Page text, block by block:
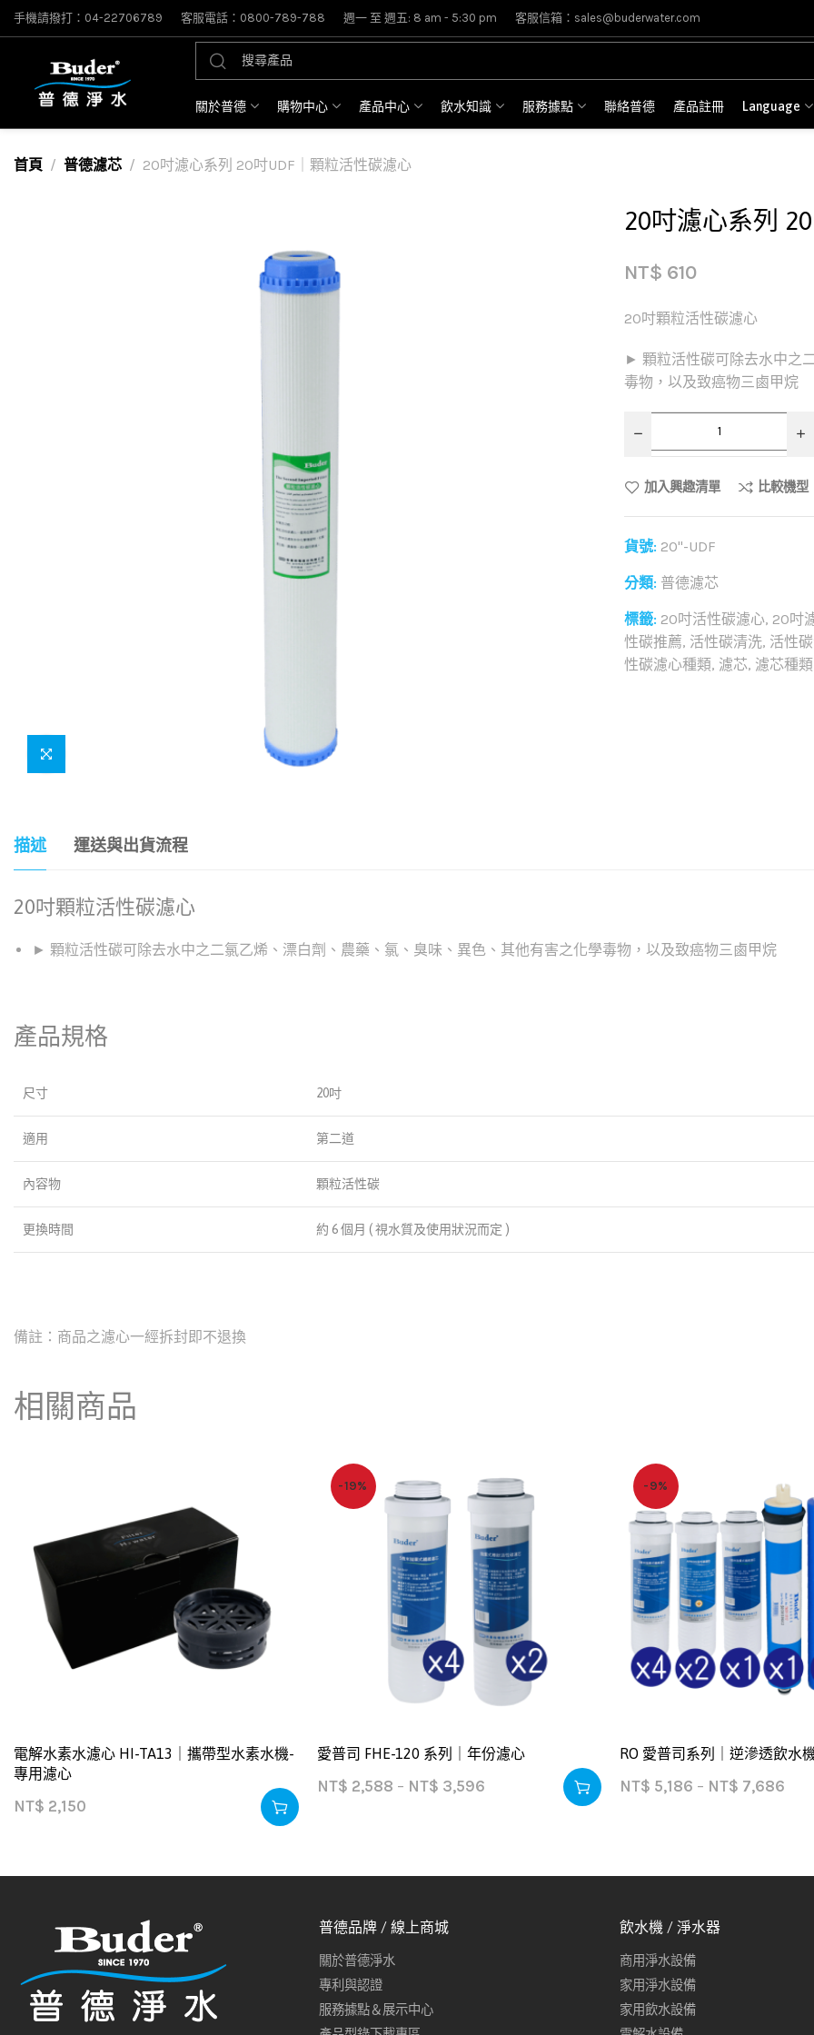
手機請撥打：04-22706789 客服電話：0800-789-788 週一 至 週五: 8 am - 5:30 pm 客服信箱：sales@buderwater.com
關於普德 購物中心 產品中心 飲水知識 服務據點 聯絡普德 產品註冊 Language
首頁 普德濾芯 20吋濾心系列 20吋UDF｜顆粒活性碳濾心
20吋濾心系列
NT$ 610
20吋顆粒活性碳濾心
► 顆粒活性碳可除去水中之
毒物，以及致癌物三鹵甲烷
加入興趣清單 比較機型
貨號: 20"-UDF
分類: 普德濾芯
標籤: 20吋活性碳濾心, 20吋
性碳推薦, 活性碳清洗, 活性
性碳濾心種類, 濾芯, 濾芯種類
描述 運送與出貨流程
20吋顆粒活性碳濾心
► 顆粒活性碳可除去水中之二氯乙烯、漂白劑、農藥、氯、臭味、異色、其他有害之化學毒物，以及致癌物三鹵甲烷
產品規格
尺寸 20吋
適用 第二道
內容物 顆粒活性碳
更換時間 約 6 個月 ( 視水質及使用狀況而定 )
備註：商品之濾心一經拆封即不退換
相關商品
電解水素水濾心 HI-TA13｜攜帶型水素水機-
專用濾心
NT$ 2,150
-19%
愛普司 FHE-120 系列｜年份濾心
NT$ 2,588 – NT$ 3,596
-9%
RO 愛普司系列｜逆滲透飲水
NT$ 5,186 – NT$ 7,686
普德品牌 / 線上商城
關於普德淨水
專利與認證
服務據點＆展示中心
飲水機 / 淨水器
商用淨水設備
家用淨水設備
家用飲水設備